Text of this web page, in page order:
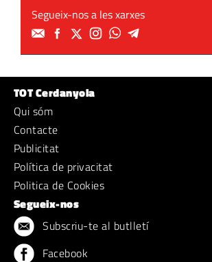
Segueix-nos a les xarxes
TOT Cerdanyola
Qui sóm
Contacte
Publicitat
Política de privacitat
Politica de Cookies
Segueix-nos
Subscriu-te al butlletí
Facebook